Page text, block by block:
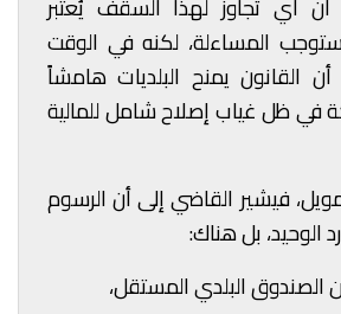
المساءلة، لكنه في الوقت
القانون يمنح البلديات هامشاً
في ظل غياب إصلاح شامل للمالية
فيشير القاضي إلى أن الرسوم
الوحيد، بل هناك:
الصندوق البلدي المستقل،